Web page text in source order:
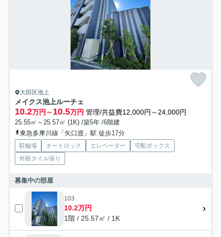
大田区池上
メイクス池上ルーチェ
10.2万円～10.5万円 管理/共益費12,000円～24,000円
25.55㎡～25.57㎡ (1K) /築5年 /6階建
東急多摩川線「矢口渡」駅 徒歩17分
駐輪場 オートロック エレベーター
宅配ボックス
外観タイル張り
募集中の部屋
103
10.2万円
1階 / 25.57㎡ / 1K